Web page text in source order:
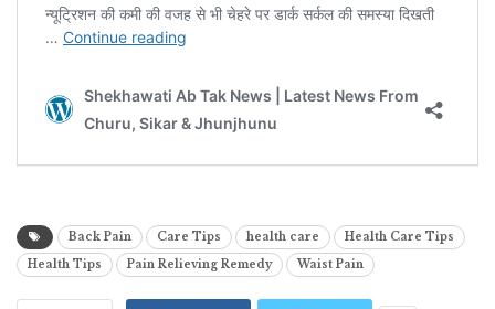
Back Pain Care Tips health care
Health Care Tips
Health Tips
Pain Relieving Remedy Waist Pain